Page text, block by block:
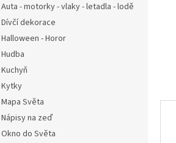
Auta - motorky - vlaky - letadla - lodě
Dívčí dekorace
Halloween - Horor
Hudba
Kuchyň
Kytky
Mapa Světa
Nápisy na zeď
Okno do Světa